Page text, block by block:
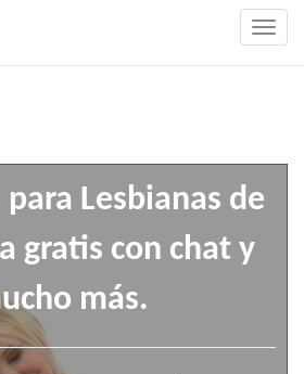
Lesbianas de
gratis con chat y
más.